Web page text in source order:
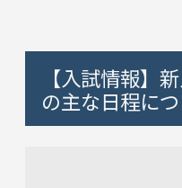
【入試情報】
の主な日程に